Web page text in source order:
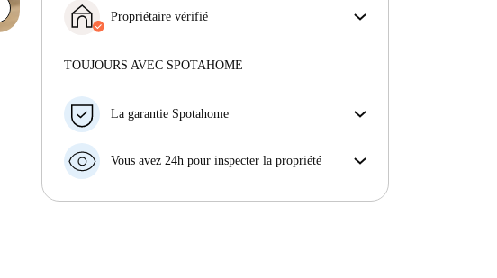
Consulte la description de l'annonce pour voir
quelles charges sont comprises dans ton loyer et
Propriétaire vérifié
Plus d'informations sur ce propriétaire
TOUJOURS AVEC SPOTAHOME
La garantie Spotahome
préavis, nous allons soit (A) vous payer une chambre
soit (B) vous rembourser en totalité.
Vous avez 24h pour inspecter la propriété